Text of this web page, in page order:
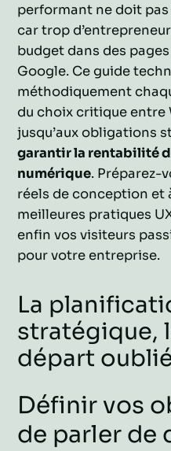
performant ne doit pas
car trop
budget dans des
Google. Ce guide
méthodiquement
du choix critique entre
jusqu’aux obligations
garantir la rentabilité
numérique. Préparez-
réels de conception et
meilleures pratiques
enfin vos visiteurs
pour votre entreprise.
La
stratégique,
départ
Définir vos
de parler de